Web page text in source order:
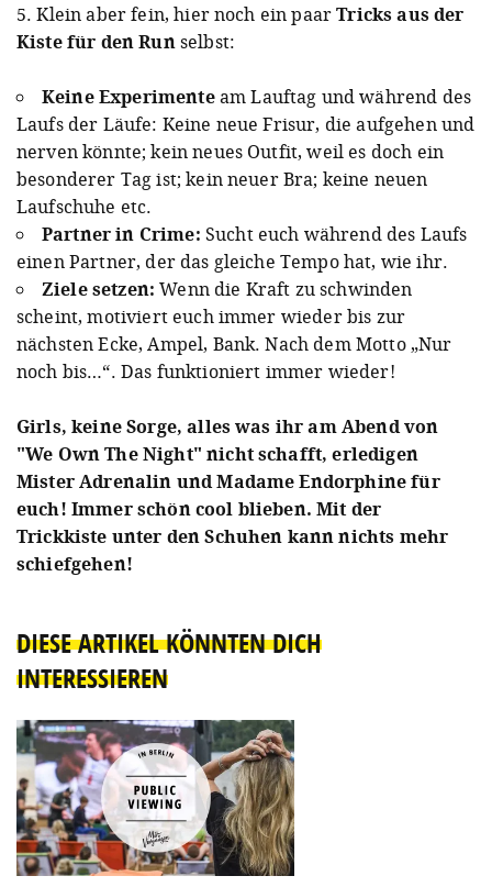
5. Klein aber fein, hier noch ein paarTricks aus der
Kiste für den Runselbst:
Keine Experimenteam Lauftag und während des
Laufs der Läufe: Keine neue Frisur, die aufgehen und
nerven könnte; kein neues Outfit, weil es doch ein
besonderer Tag ist; kein neuer Bra; keine neuen
Laufschuhe etc.
Partner in Crime: Sucht euch während des Laufs
einen Partner, der das gleiche Tempo hat, wie ihr.
Ziele setzen:Wenn die Kraft zu schwinden
scheint, motiviert euch immer wieder bis zur
nächsten Ecke, Ampel, Bank. Nach dem Motto „Nur
noch bis…“. Das funktioniert immer wieder!
Girls, keine Sorge, alles was ihr am Abend von
"We Own The Night" nicht schafft, erledigen
Mister Adrenalin und Madame Endorphine für
euch! Immer schön cool blieben. Mit der
Trickkiste unter den Schuhen kann nichts mehr
schiefgehen!
DIESE ARTIKEL KÖNNTEN DICH
INTERESSIEREN